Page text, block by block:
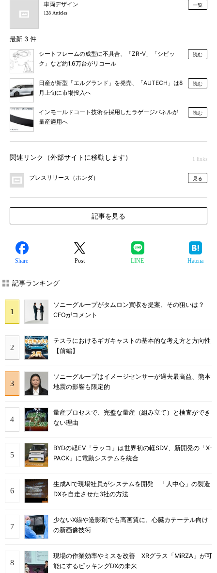
車両デザイン
128 Articles
一覧
最新 3 件
シートフレームの成型に不具合、「ZR-V」「シビッ
ク」など約1.6万台がリコール
読む
日産が新型「エルグランド」を発売、「AUTECH」は8
月上旬に市場投入へ
読む
インモールドコート技術を採用したラゲージパネルが
量産適用へ
読む
関連リンク（外部サイトに移動します） 1 links
プレスリリース（ホンダ） 見る
記事を見る
Share Post LINE Hatena
記事ランキング
ソニーグループがタムロン買収を提案、その狙いは？
CFOがコメント
テスラにおけるギガキャストの基本的な考え方と方向性
【前編】
ソニーグループはイメージセンサーが過去最高益、熊本
地震の影響も限定的
量産プロセスで、完璧な量産（組み立て）と検査ができ
ない理由
BYDの軽EV「ラッコ」は世界初の軽SDV、新開発の「X-
PACK」に電動システムを統合
生成AIで現場社員がシステムを開発 「人中心」の製造
DXを自走させた3社の方法
少ないX線や造影剤でも高画質に、心臓カテーテル向け
の新画像技術
現場の作業効率やミスを改善 XRグラス「MiRZA」が可
能にするピッキングDXの未来